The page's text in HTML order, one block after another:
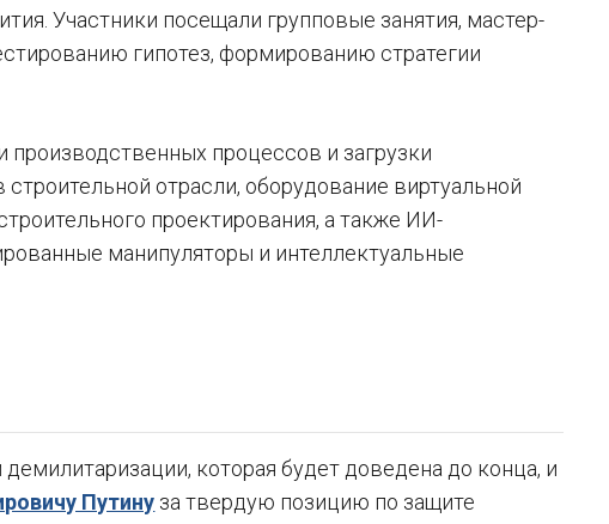
Участники посещали групповые занятия, мастер-
гипотез, формированию стратегии
процессов и загрузки
отрасли, оборудование виртуальной
проектирования, а также ИИ-
манипуляторы и интеллектуальные
которая будет доведена до конца, и
Путину за твердую позицию по защите